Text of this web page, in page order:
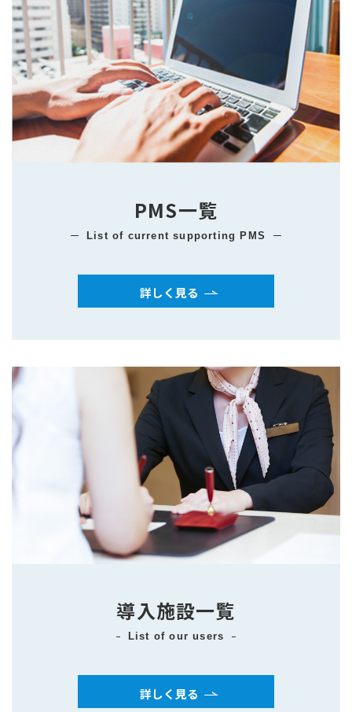
PMS一覧
List of current supporting PMS
詳しく見る
導入施設一覧
list of our users
詳しく見る